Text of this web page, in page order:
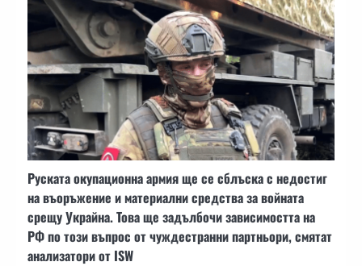
Руската окупационна армия ще се сблъска с недостиг
на въоръжение и материални средства за войната
срещу Украйна. Това ще задълбочи зависимостта на
РФ по този въпрос от чуждестранни партньори, смятат
анализатори от ISW